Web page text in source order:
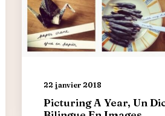
22 janvier 2018
Picturing A Year, Un